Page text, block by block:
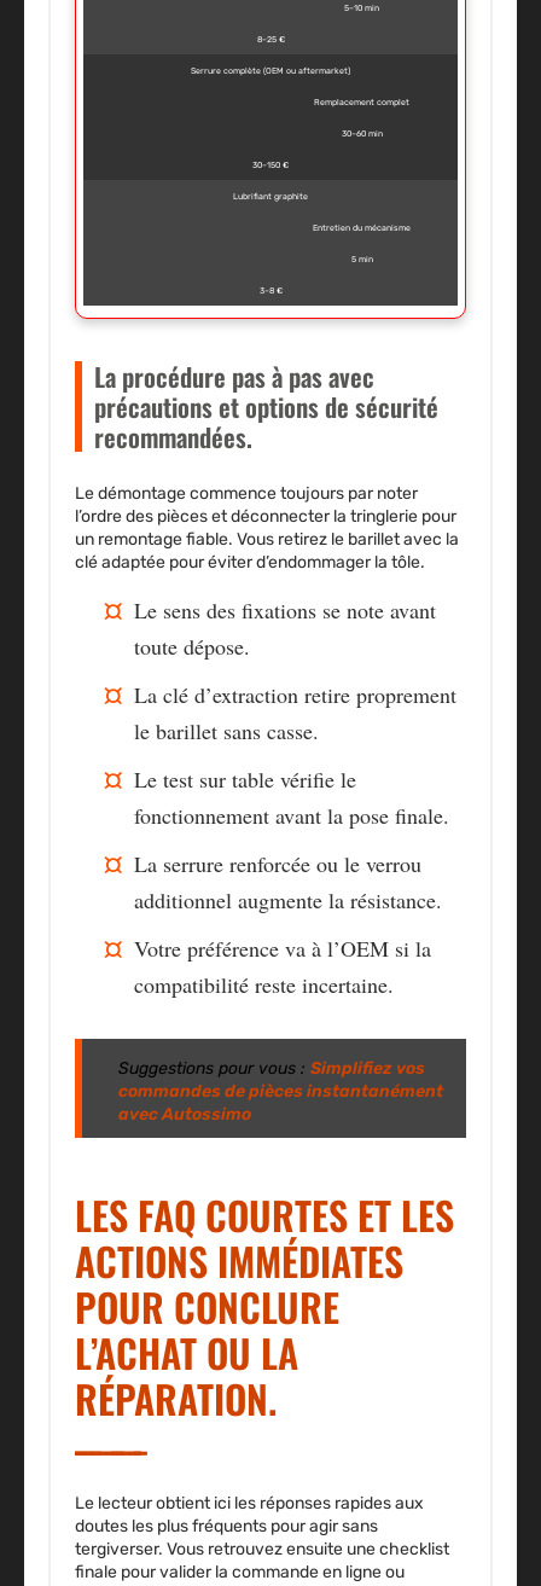
5–10 min
8–25 €
Serrure complète (OEM ou aftermarket)
Remplacement complet
30–60 min
30–150 €
Lubrifiant graphite
Entretien du mécanisme
5 min
3–8 €
La procédure pas à pas avec
précautions et options de sécurité
recommandées.
Le démontage commence toujours par noter
l’ordre des pièces et déconnecter la tringlerie pour
un remontage fiable. Vous retirez le barillet avec la
clé adaptée pour éviter d’endommager la tôle.
Le sens des fixations se note avant
toute dépose.
La clé d’extraction retire proprement
le barillet sans casse.
Le test sur table vérifie le
fonctionnement avant la pose finale.
La serrure renforcée ou le verrou
additionnel augmente la résistance.
Votre préférence va à l’OEM si la
compatibilité reste incertaine.
Suggestions pour vous : Simplifiez vos
commandes de pièces instantanément
avec Autossimo
LES FAQ COURTES ET LES
ACTIONS IMMÉDIATES
POUR CONCLURE
L’ACHAT OU LA
RÉPARATION.
Le lecteur obtient ici les réponses rapides aux
doutes les plus fréquents pour agir sans
tergiverser. Vous retrouvez ensuite une checklist
finale pour valider la commande en ligne ou